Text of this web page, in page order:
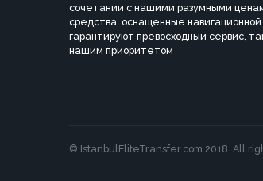
сочетании с нашими разумными
средства, оснащенные
гарантируют превосходный сервис,
нашим приоритетом
© IstanbulEliteTransfer.com 2018. All